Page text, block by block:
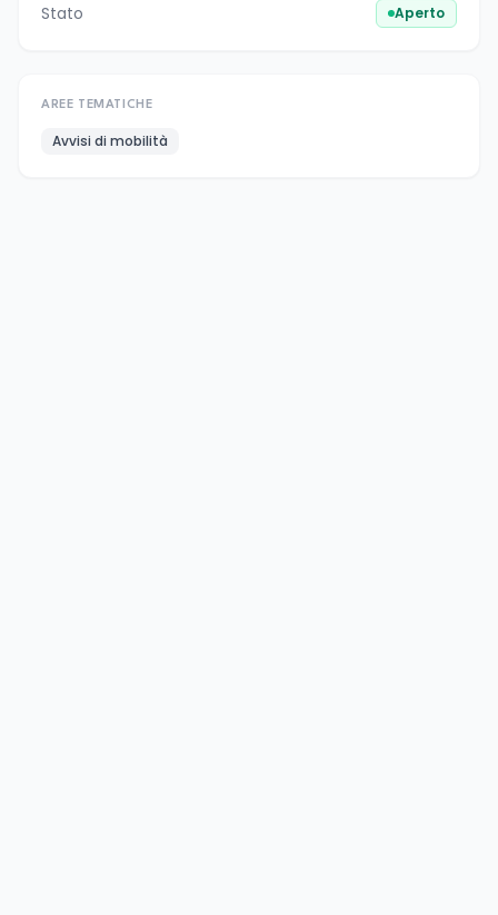
Stato Aperto
AREE TEMATICHE
Avvisi di mobilità